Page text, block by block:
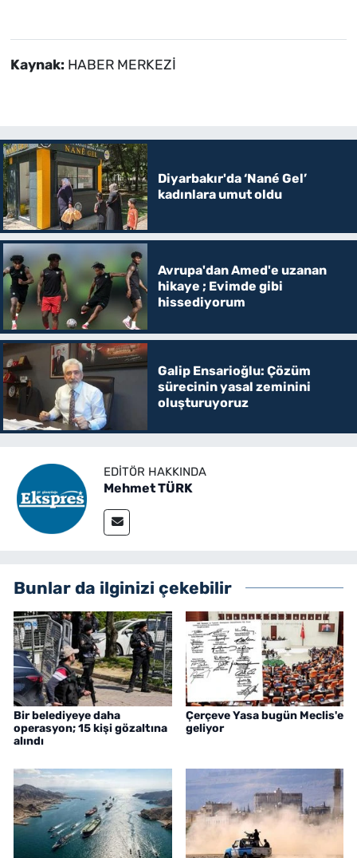
Kaynak: HABER MERKEZİ
Diyarbakır'da ‘Nané Gel’
kadınlara umut oldu
Avrupa'dan Amed'e uzanan
hikaye ; Evimde gibi
hissediyorum
Galip Ensarioğlu: Çözüm
sürecinin yasal zeminini
oluşturuyoruz
EDITÖR HAKKINDA
Mehmet TÜRK
Bunlar da ilginizi çekebilir
Bir belediyeye daha
operasyon; 15 kişi gözaltına
alındı
Çerçeve Yasa bugün Meclis'e
geliyor